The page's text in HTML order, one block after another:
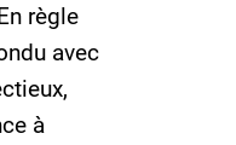
règle
avec
à